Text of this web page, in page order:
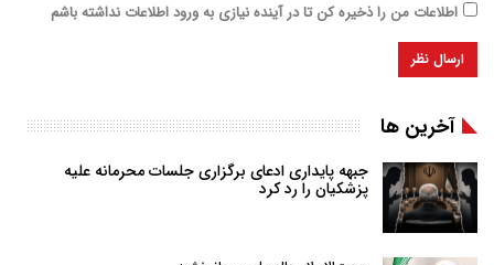
اطلاعات من را ذخیره کن تا در آینده نیازی به ورود اطلاعات نداشته باشم
آخرین ها
جبهه پایداری ادعای برگزاری جلسات محرمانه علیه
پزشکیان را رد کرد